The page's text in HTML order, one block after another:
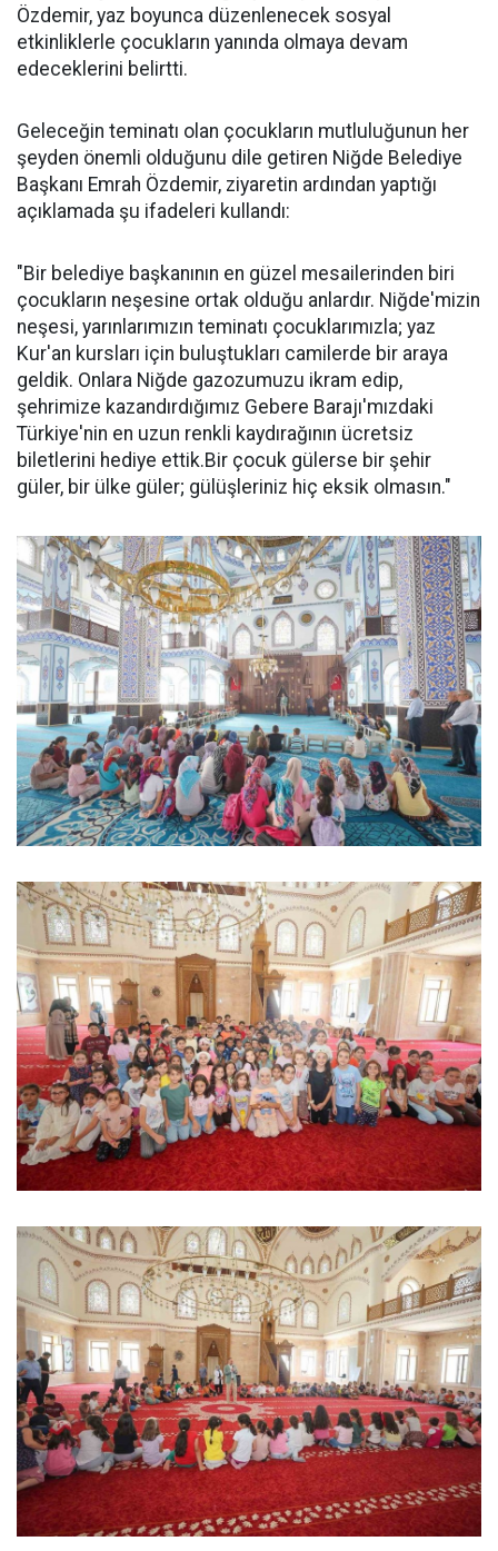
Özdemir, yaz boyunca düzenlenecek sosyal
etkinliklerle çocukların yanında olmaya devam
edeceklerini belirtti.
Geleceğin teminatı olan çocukların mutluluğunun her
şeyden önemli olduğunu dile getiren Niğde Belediye
Başkanı Emrah Özdemir, ziyaretin ardından yaptığı
açıklamada şu ifadeleri kullandı:
"Bir belediye başkanının en güzel mesailerinden biri
çocukların neşesine ortak olduğu anlardır. Niğde'mizin
neşesi, yarınlarımızın teminatı çocuklarımızla; yaz
Kur'an kursları için buluştukları camilerde bir araya
geldik. Onlara Niğde gazozumuzu ikram edip,
şehrimize kazandırdığımız Gebere Barajı'mızdaki
Türkiye'nin en uzun renkli kaydırağının ücretsiz
biletlerini hediye ettik.Bir çocuk gülerse bir şehir
güler, bir ülke güler; gülüşleriniz hiç eksik olmasın."